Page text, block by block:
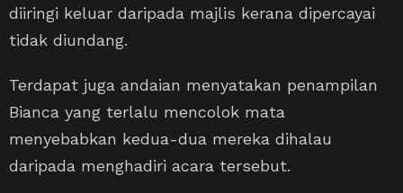
diiringi keluar daripada majlis kerana dipercayai
tidak diundang.
Terdapat juga andaian menyatakan penampilan
Bianca yang terlalu mencolok mata
menyebabkan kedua-dua mereka dihalau
daripada menghadiri acara tersebut.